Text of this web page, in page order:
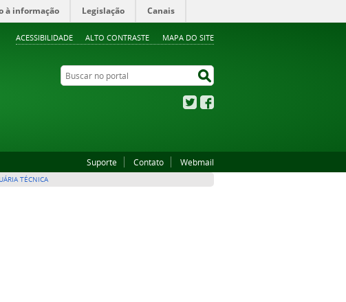
ACESSIBILIDADE ALTO CONTRASTE MAPA DO SITE
à informação Legislação Canais
Buscar no portal
Twitter
Suporte Contato Webmail
TÉCNICA